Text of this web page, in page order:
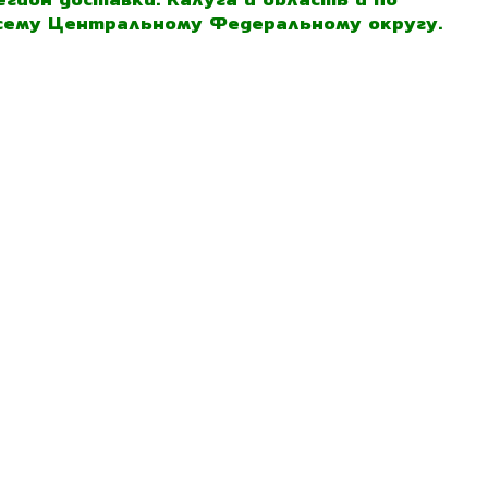
Центральному Федеральному округу.